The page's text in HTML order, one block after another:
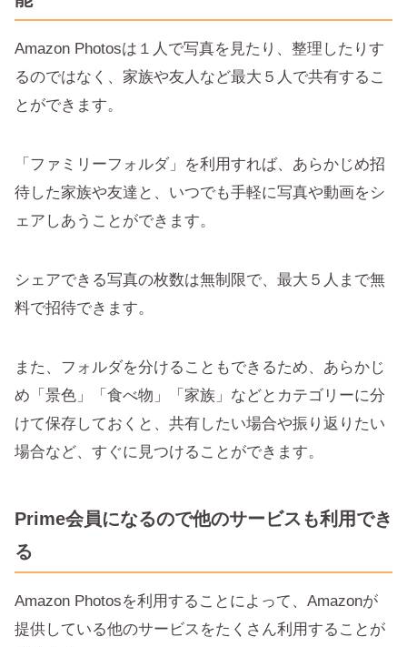
Amazon Photosは１人で写真を見たり、整理したりす
るのではなく、家族や友人など最大５人で共有するこ
とができます。
「ファミリーフォルダ」を利用すれば、あらかじめ招
待した家族や友達と、いつでも手軽に写真や動画をシ
ェアしあうことができます。
シェアできる写真の枚数は無制限で、最大５人まで無
料で招待できます。
また、フォルダを分けることもできるため、あらかじ
め「景色」「食べ物」「家族」などとカテゴリーに分
けて保存しておくと、共有したい場合や振り返りたい
場合など、すぐに見つけることができます。
Prime会員になるので他のサービスも利用でき
る
Amazon Photosを利用することによって、Amazonが
提供している他のサービスをたくさん利用することが